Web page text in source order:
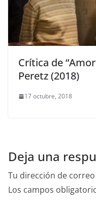
Crítica de
Peretz (2018)
17 octubre, 2018
Deja una
Tu dirección de
Los campos